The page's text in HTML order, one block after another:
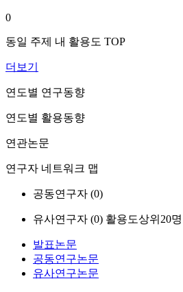
0
동일 주제 내 활용도 TOP
더보기
연도별 연구동향
연도별 활용동향
연관논문
연구자 네트워크 맵
공동연구자 (0)
유사연구자 (0) 활용도상위20명
발표논문
공동연구논문
유사연구논문